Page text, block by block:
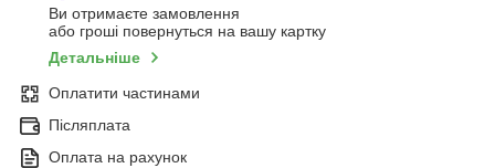
Ви отримаєте замовлення
або гроші повернуться на вашу картку
Детальніше
Оплатити частинами
Післяплата
Оплата на рахунок